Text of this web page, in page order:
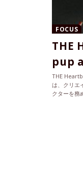
FOCUS
THE
pup
THE
は、クリエ
クターを務